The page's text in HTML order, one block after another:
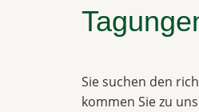
Sie suchen den
kommen Sie zu